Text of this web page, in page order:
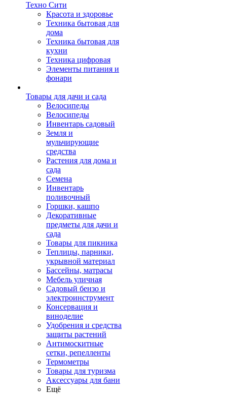
Техно Сити
Красота и здоровье
Техника бытовая для
дома
Техника бытовая для
кухни
Техника цифровая
Элементы питания и
фонари
Товары для дачи и сада
Велосипеды
Велосипеды
Инвентарь садовый
Земля и
мульчирующие
средства
Растения для дома и
сада
Семена
Инвентарь
поливочный
Горшки, кашпо
Декоративные
предметы для дачи и
сада
Товары для пикника
Теплицы, парники,
укрывной материал
Бассейны, матрасы
Мебель уличная
Садовый бензо и
электроинструмент
Консервация и
виноделие
Удобрения и средства
защиты растений
Антимоскитные
сетки, репелленты
Термометры
Товары для туризма
Аксессуары для бани
Ещё